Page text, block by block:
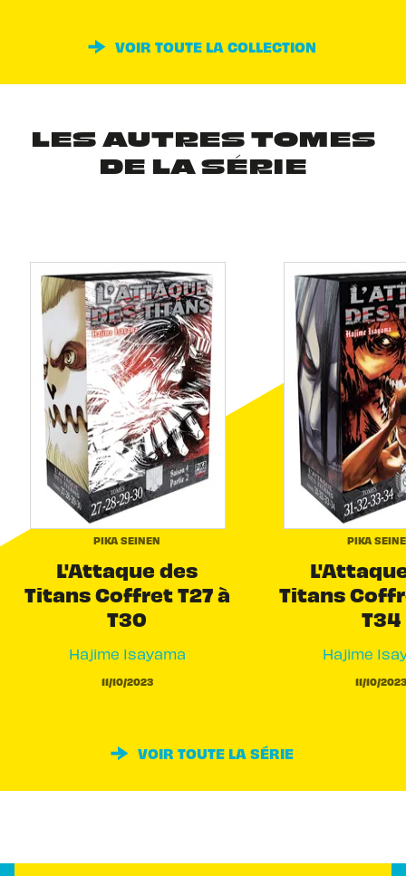
VOIR TOUTE LA COLLECTION
LES AUTRES TOMES
DE LA SÉRIE
PIKA SEINEN
L'Attaque des
Titans Coffret T27 à
T30
Hajime Isayama
11/10/2023
PIKA
Titans
T34
Hajime
11/10/2023
VOIR TOUTE LA SÉRIE